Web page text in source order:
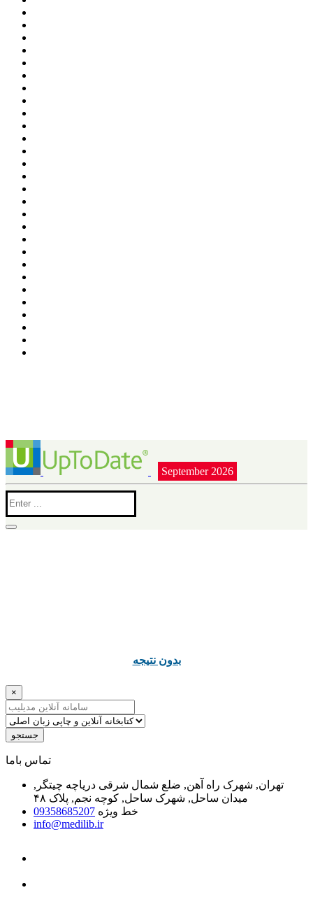
September 2026
ﺑﺪﻭﻥ ﻧﺘﯿﺠﻪ
×
جستجو
ﺗﻤﺎﺱ ﺑﺎﻣﺎ
تهران, شهرک راه آهن, ضلع شمال شرقی دریاچه چیتگر,
میدان ساحل, شهرک ساحل, کوچه نجم, پلاک ۴۸
خط ویژه 09358685207
info@medilib.ir